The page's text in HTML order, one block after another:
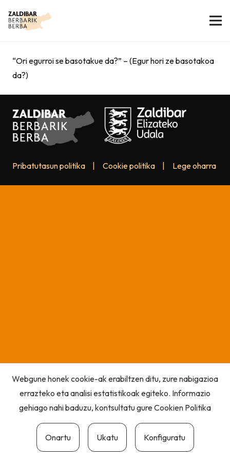
“Ori egurroi se basotakue da?” – (Egur hori ze basotakoa
da?)
Pribatutasun politika Cookie politika Lege oharra
Webgune honek cookie-ak erabiltzen ditu, zure nabigazioa
errazteko eta analisi estatistikoak egiteko. Informazio
gehiago nahi baduzu, kontsultatu gureCookien Politika
Onartu Ukatu Konfiguratu